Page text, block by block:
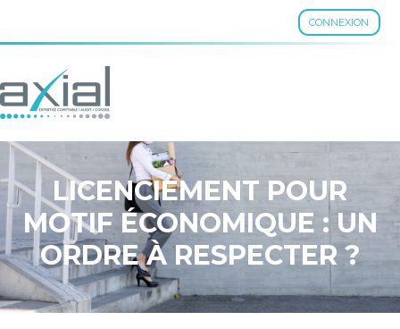
CONNEXION
Aller
au
LICENCIEMENT POUR
MOTIF ÉCONOMIQUE : UN
ORDRE À RESPECTER ?